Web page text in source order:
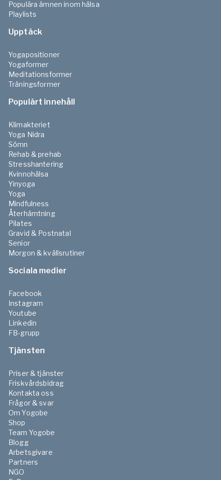
Populära ämnen inom hälsa
Playlists
Upptäck
Yogapositioner
Yogaformer
Meditationsformer
Träningsformer
Populärt innehåll
Klimakteriet
Yoga Nidra
Sömn
Rehab & prehab
Stresshantering
Kvinnohälsa
Yinyoga
Yoga
Mindfulness
Återhämtning
Pilates
Gravid & Postnatal
Senior
Morgon & kvällsrutiner
Sociala medier
Facebook
Instagram
Youtube
Linkedin
FB-grupp
Tjänsten
Priser & tjänster
Friskvårdsbidrag
Kontakta oss
Frågor & svar
Om Yogobe
Shop
Team Yogobe
Blogg
Arbetsgivare
Partners
NGO